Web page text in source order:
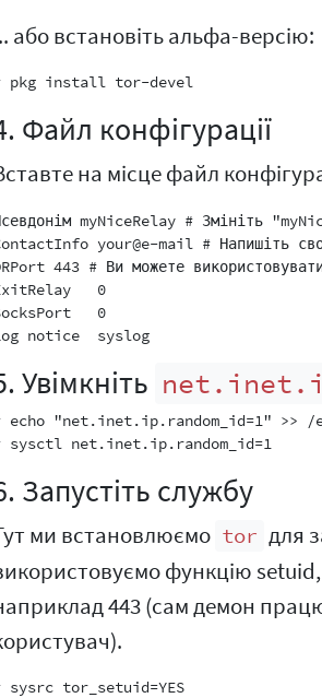
або встановіть альфа-версію:
# pkg install tor-devel
Файл конфігурації
на місце файл
myNiceRelay # Змініть
your@e-mail # Напишіть
443 # Ви можете
0
0
Log notice  syslog
Увімкніть
echo "net.inet.ip.random_id=1" >>
# sysctl net.inet.ip.random_id=1
Запустіть службу
ми встановлюємо tor для
функцію
443 (сам демон
sysrc tor_setuid=YES